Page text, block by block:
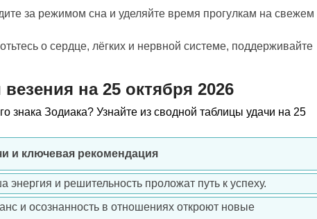
за режимом сна и уделяйте время прогулкам на свежем
о сердце, лёгких и нервной системе, поддерживайте
на 25 октября 2026
знака Зодиака? Узнайте из сводной таблицы удачи на 25
и ключевая рекомендация
и решительность проложат путь к успеху.
и осознанность в отношениях откроют новые